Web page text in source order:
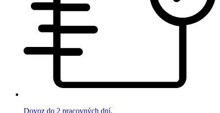
Dovoz do 2 pracovných dní.